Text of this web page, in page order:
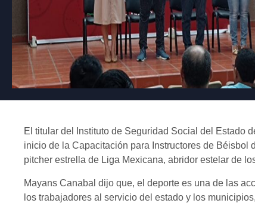
El titular del Instituto de Seguridad Social del Estado
inicio de la Capacitación para Instructores de Béisbol
pitcher estrella de Liga Mexicana, abridor estelar de
Mayans Canabal dijo que, el deporte es una de las
los trabajadores al servicio del estado y los